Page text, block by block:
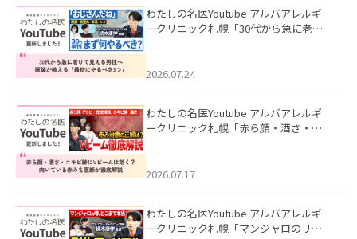
わたしの名医Youtube アルバアレルギ
ークリニック札幌「30代から急に老け
た。
2026.07.24
わたしの名医Youtube アルバアレルギ
ークリニック札幌「赤ら顔・酒さ・ニ
した。
2026.07.17
わたしの名医Youtube アルバアレルギ
ークリニック札幌「マンジャロのリア